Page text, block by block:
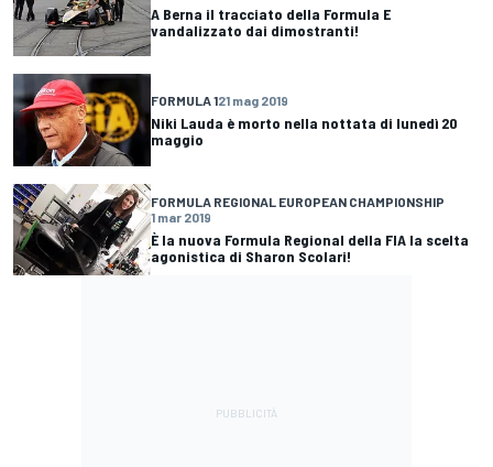
A Berna il tracciato della Formula E
vandalizzato dai dimostranti!
FORMULA 121 mag 2019
Niki Lauda è morto nella nottata di lunedì 20
maggio
FORMULA REGIONAL EUROPEAN CHAMPIONSHIP
1 mar 2019
È la nuova Formula Regional della FIA la scelta
agonistica di Sharon Scolari!